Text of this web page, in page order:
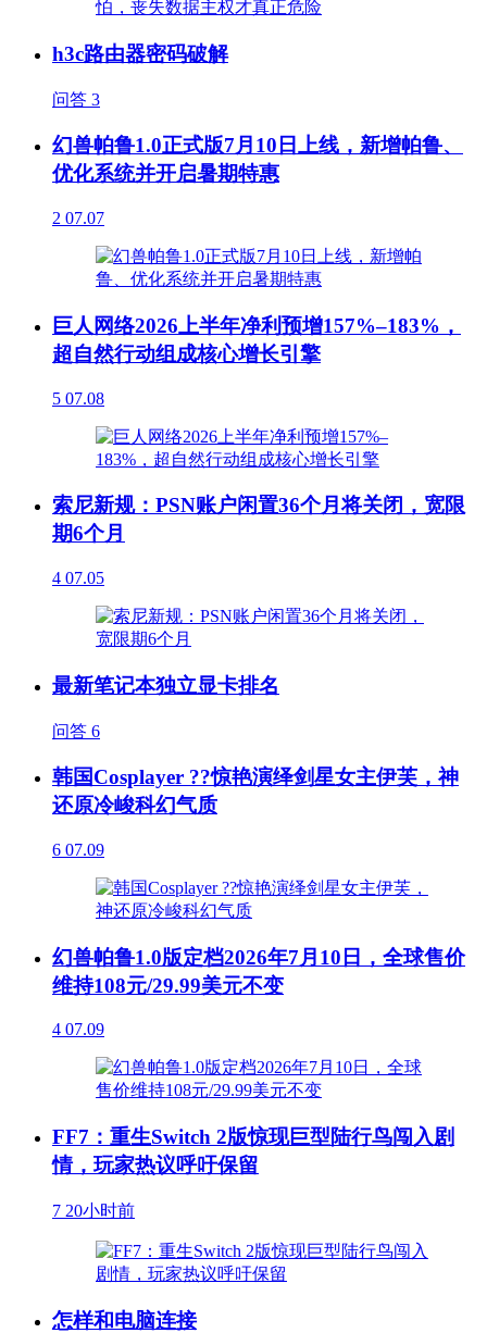
h3c路由器密码破解
问答 3
幻兽帕鲁1.0正式版7月10日上线，新增帕鲁、
优化系统并开启暑期特惠
2 07.07
巨人网络2026上半年净利预增157%–183%，
超自然行动组成核心增长引擎
5 07.08
索尼新规：PSN账户闲置36个月将关闭，宽限
期6个月
4 07.05
最新笔记本独立显卡排名
问答 6
韩国Cosplayer ??惊艳演绎剑星女主伊芙，神
还原冷峻科幻气质
6 07.09
幻兽帕鲁1.0版定档2026年7月10日，全球售价
维持108元/29.99美元不变
4 07.09
FF7：重生Switch 2版惊现巨型陆行鸟闯入剧
情，玩家热议呼吁保留
7 20小时前
怎样和电脑连接